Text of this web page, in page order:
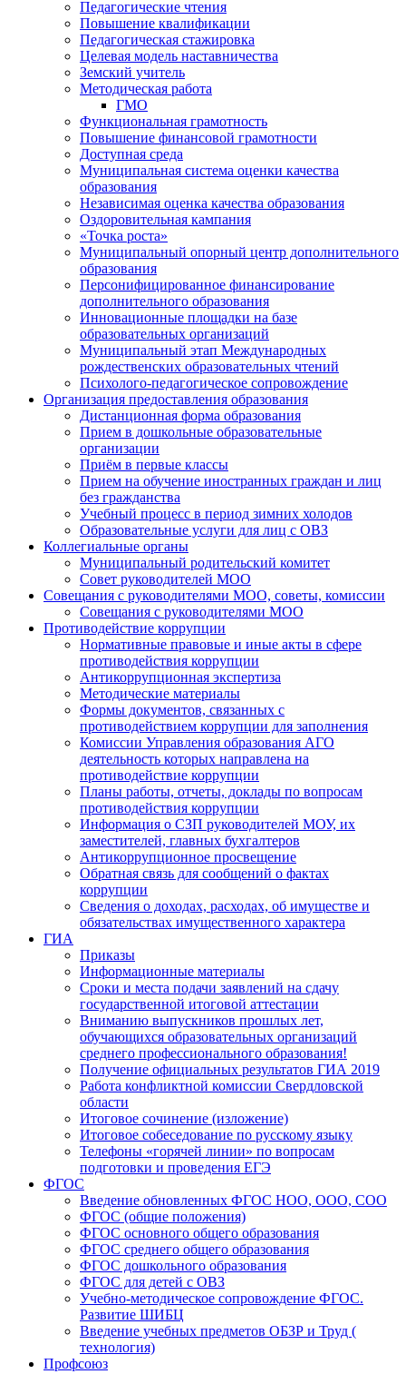
Педагогические чтения
Повышение квалификации
Педагогическая стажировка
Целевая модель наставничества
Земский учитель
Методическая работа
ГМО
Функциональная грамотность
Повышение финансовой грамотности
Доступная среда
Муниципальная система оценки качества
образования
Независимая оценка качества образования
Оздоровительная кампания
«Точка роста»
Муниципальный опорный центр дополнительного
образования
Персонифицированное финансирование
дополнительного образования
Инновационные площадки на базе
образовательных организаций
Муниципальный этап Международных
рождественских образовательных чтений
Психолого-педагогическое сопровождение
Организация предоставления образования
Дистанционная форма образования
Прием в дошкольные образовательные
организации
Приём в первые классы
Прием на обучение иностранных граждан и лиц
без гражданства
Учебный процесс в период зимних холодов
Образовательные услуги для лиц с ОВЗ
Коллегиальные органы
Муниципальный родительский комитет
Совет руководителей МОО
Совещания с руководителями МОО, советы, комиссии
Совещания с руководителями МОО
Противодействие коррупции
Нормативные правовые и иные акты в сфере
противодействия коррупции
Антикоррупционная экспертиза
Методические материалы
Формы документов, связанных с
противодействием коррупции для заполнения
Комиссии Управления образования АГО
деятельность которых направлена на
противодействие коррупции
Планы работы, отчеты, доклады по вопросам
противодействия коррупции
Информация о СЗП руководителей МОУ, их
заместителей, главных бухгалтеров
Антикоррупционное просвещение
Обратная связь для сообщений о фактах
коррупции
Сведения о доходах, расходах, об имуществе и
обязательствах имущественного характера
ГИА
Приказы
Информационные материалы
Сроки и места подачи заявлений на сдачу
государственной итоговой аттестации
Вниманию выпускников прошлых лет,
обучающихся образовательных организаций
среднего профессионального образования!
Получение официальных результатов ГИА 2019
Работа конфликтной комиссии Свердловской
области
Итоговое сочинение (изложение)
Итоговое собеседование по русскому языку
Телефоны «горячей линии» по вопросам
подготовки и проведения ЕГЭ
ФГОС
Введение обновленных ФГОС НОО, ООО, СОО
ФГОС (общие положения)
ФГОС основного общего образования
ФГОС среднего общего образования
ФГОС дошкольного образования
ФГОС для детей с ОВЗ
Учебно-методическое сопровождение ФГОС.
Развитие ШИБЦ
Введение учебных предметов ОБЗР и Труд (
технология)
Профсоюз